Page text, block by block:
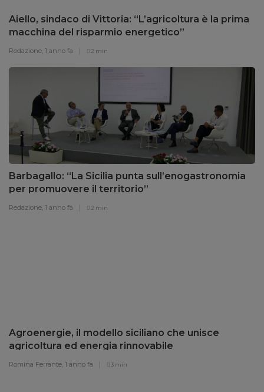
Aiello, sindaco di Vittoria: “L’agricoltura è la prima
macchina del risparmio energetico”
Redazione, 1 anno fa 2 min
Barbagallo: “La Sicilia punta sull’enogastronomia
per promuovere il territorio”
Redazione, 1 anno fa 2 min
Agroenergie, il modello siciliano che unisce
agricoltura ed energia rinnovabile
Romina Ferrante, 1 anno fa 3 min